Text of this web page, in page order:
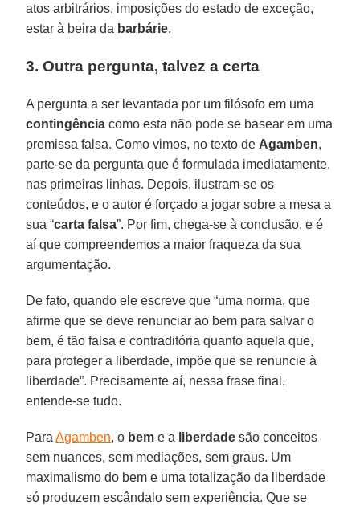
atos arbitrários, imposições do estado de exceção,
estar à beira da barbárie.
3. Outra pergunta, talvez a certa
A pergunta a ser levantada por um filósofo em uma
contingência como esta não pode se basear em uma
premissa falsa. Como vimos, no texto de Agamben,
parte-se da pergunta que é formulada imediatamente,
nas primeiras linhas. Depois, ilustram-se os
conteúdos, e o autor é forçado a jogar sobre a mesa a
sua “carta falsa”. Por fim, chega-se à conclusão, e é
aí que compreendemos a maior fraqueza da sua
argumentação.
De fato, quando ele escreve que “uma norma, que
afirme que se deve renunciar ao bem para salvar o
bem, é tão falsa e contraditória quanto aquela que,
para proteger a liberdade, impõe que se renuncie à
liberdade”. Precisamente aí, nessa frase final,
entende-se tudo.
ParaAgamben, o bem e a liberdade são conceitos
sem nuances, sem mediações, sem graus. Um
maximalismo do bem e uma totalização da liberdade
só produzem escândalo sem experiência. Que se